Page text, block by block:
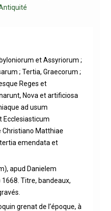
et Assyriorum ;
; Tertia, Graecorum ;
Reges et
Nova et artificiosa
ad usum
Ecclesiasticum
Matthiae
emendata et
apud Danielem
Titre, bandeaux,
grenat de l’époque, à